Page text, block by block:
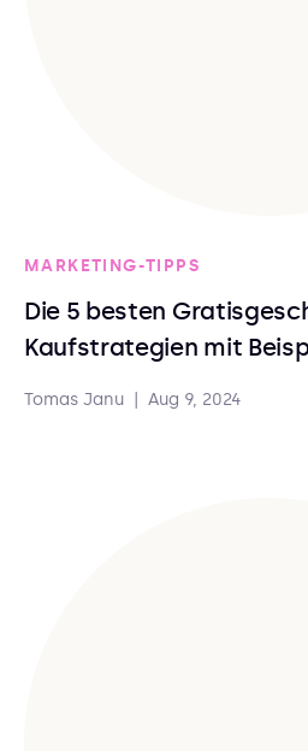
MARKETING-TIPPS
Die 5 besten
Kaufstrategien mit
Tomas Janu Aug 9, 2024